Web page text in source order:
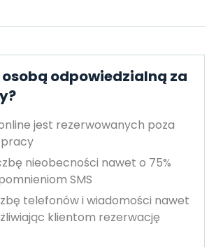
osobą odpowiedzialną za
jest rezerwowanych poza
nieobecności nawet o 75%
SMS
telefonów i wiadomości nawet
klientom rezerwację